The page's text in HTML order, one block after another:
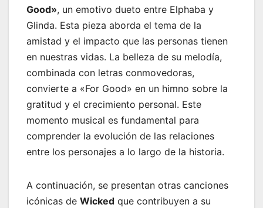
Good», un emotivo dueto entre Elphaba y
Glinda. Esta pieza aborda el tema de la
amistad y el impacto que las personas tienen
en nuestras vidas. La belleza de su melodía,
combinada con letras conmovedoras,
convierte a «For Good» en un himno sobre la
gratitud y el crecimiento personal. Este
momento musical es fundamental para
comprender la evolución de las relaciones
entre los personajes a lo largo de la historia.
A continuación, se presentan otras canciones
icónicas de Wicked que contribuyen a su